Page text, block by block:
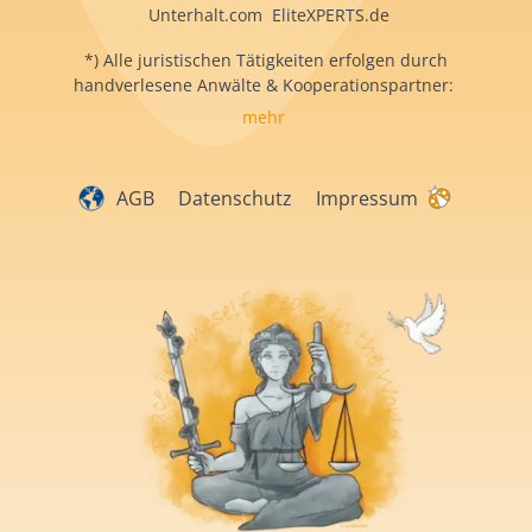
Unterhalt.com EliteXPERTS.de
*) Alle juristischen Tätigkeiten erfolgen durch
handverlesene Anwälte & Kooperationspartner:
mehr
AGB Datenschutz Impressum